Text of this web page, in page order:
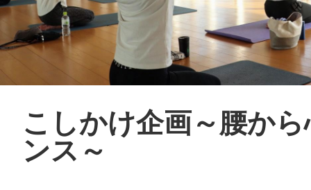
こしかけ企画～腰か
ンス～